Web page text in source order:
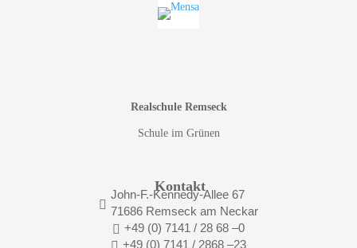
Realschule Remseck
Schule im Grünen
Kontakt

John-F.-Kennedy-Allee 67
71686 Remseck am Neckar
 +49 (0) 7141 / 28 68 –0
+49 (0) 7141 / 2868 –23